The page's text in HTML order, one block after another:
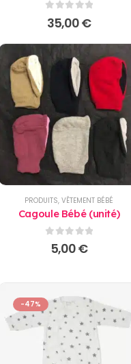
0sur 5
35,00€
PRODUITS, VÊTEMENT BÉBÉ
Cagoule Bébé (unité)
sur 5
5,00€
-47%